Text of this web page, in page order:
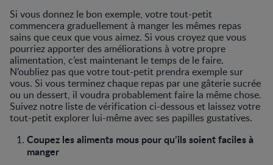
Si vous donnez le bon exemple, votre tout-petit
commencera graduellement à manger les mêmes repas
sains que ceux que vous aimez. Si vous croyez que vous
pourriez apporter des améliorations à votre propre
alimentation, c’est maintenant le temps de le faire.
N’oubliez pas que votre tout-petit prendra exemple sur
vous. Si vous terminez chaque repas par une gâterie sucrée
ou un dessert, il voudra probablement faire la même chose.
Suivez notre liste de vérification ci-dessous et laissez votre
tout-petit explorer lui-même avec ses papilles gustatives.
Coupez les aliments mous pour qu’ils soient faciles à
manger